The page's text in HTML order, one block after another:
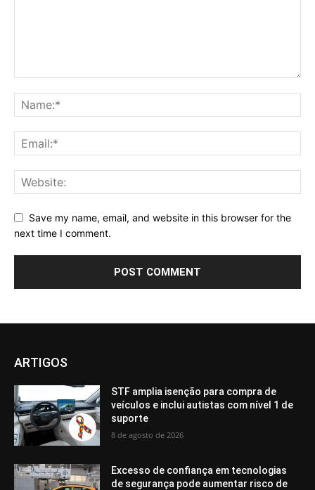
Save my name, email, and website in this browser for the
next time I comment.
ARTIGOS
STF amplia isenção para compra de
veículos e inclui autistas com nível 1 de
suporte
8 de agosto de 2026
Excesso de confiança em tecnologias
de segurança pode aumentar risco de